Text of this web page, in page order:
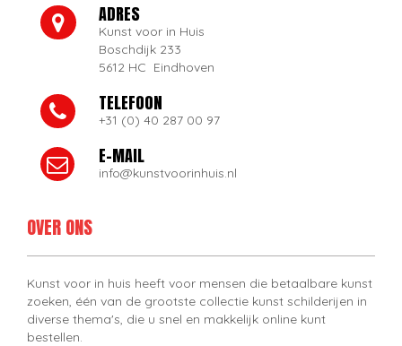
ADRES
Kunst voor in Huis
Boschdijk 233
5612 HC Eindhoven
TELEFOON
+31 (0) 40 287 00 97
E-MAIL
info@kunstvoorinhuis.nl
OVER ONS
Kunst voor in huis heeft voor mensen die betaalbare kunst
zoeken, één van de grootste collectie kunst schilderijen in
diverse thema's, die u snel en makkelijk online kunt
bestellen.